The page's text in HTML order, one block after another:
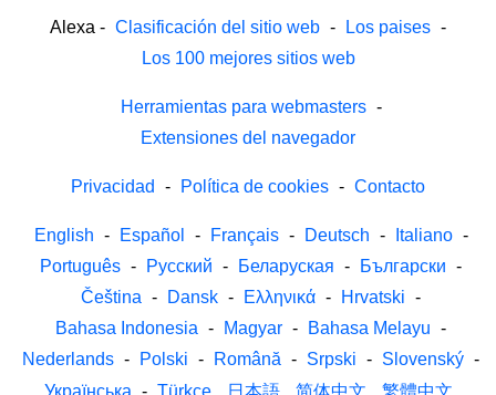
Alexa - Clasificación del sitio web - Los paises -
Los 100 mejores sitios web
Herramientas para webmasters -
Extensiones del navegador
Privacidad - Política de cookies - Contacto
English - Español - Français - Deutsch - Italiano -
Português - Русский - Беларуская - Български -
Čeština - Dansk - Ελληνικά - Hrvatski -
Bahasa Indonesia - Magyar - Bahasa Melayu -
Nederlands - Polski - Română - Srpski - Slovenský -
Українська - Türkçe 日本語 简体中文 繁體中文